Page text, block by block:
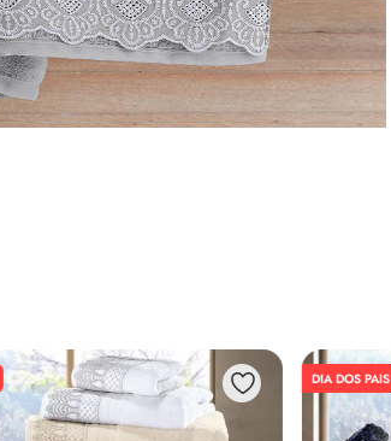
DIA DOS PAIS